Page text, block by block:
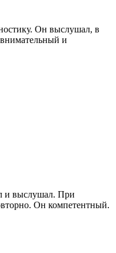
Он выслушал, в
и
и выслушал. При
Он компетентный.